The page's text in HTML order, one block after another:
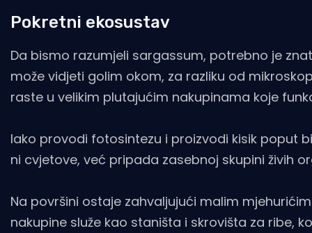
Pokretni ekosustav
Da bismo razumjeli sargassum, potrebno je
može vidjeti golim okom, za razliku od
raste u velikim plutajućim nakupinama koje
Iako provodi fotosintezu i proizvodi kisik poput
ni cvjetove, već pripada zasebnoj skupini živih
Na površini ostaje zahvaljujući malim
nakupine služe kao staništa i skrovišta za ribe,